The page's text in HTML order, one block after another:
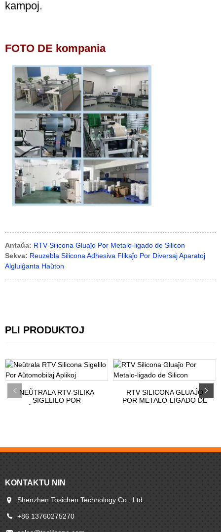
kampoj.
FOTO DE kompania
Antaŭa: RTV Silicona Gluaĵo Por Metalo-ligado de Silicon
Sekva: Reuzebla Silicona Adhesiva Flikaĵo Por Diversaj Aparatoj
Algluiĝanta Haŭton
PLI PRODUKTOJ
NEŬTRALA RTV-SILIKA
SIGELILO POR
RTV SILICONA GLUAĴO
POR METALO-LIGADO DE
KONTAKTU NIN
Shenzhen Tosichen Technology Co., Ltd.
+86 13760275270